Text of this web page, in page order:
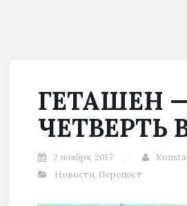
ГЕТАШЕН
ЧЕТВЕРТЬ
2 ноября, 2017
Новости, Перепост